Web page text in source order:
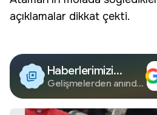
açıklamalar dikkat çekti.
Haberlerimizi
Google'da Takip
Edin
Gelişmelerden anında